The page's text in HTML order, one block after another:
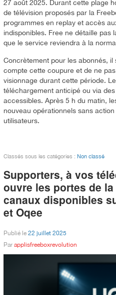
27 août 2025. Durant cette plage
de télévision proposés par la
programmes en replay et accès
indisponibles. Free ne détaille pas
que le service reviendra à la
Concrètement pour les abonnés, il
compte cette coupure et de ne
visionnage durant cette période.
téléchargement anticipé ou via
accessibles. Après 5 h du matin,
nouveau opérationnels sans
utilisateurs.
Classés sous les catégories : Non classé
Supporters, à vos
ouvre les portes de
canaux disponibles
et Oqee
Publié le 22 juillet 2025
Par applisfreeboxrevolution